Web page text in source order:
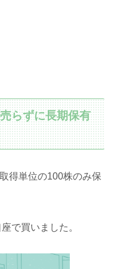
らずに長期保有
得単位の100株のみ保
で買いました。